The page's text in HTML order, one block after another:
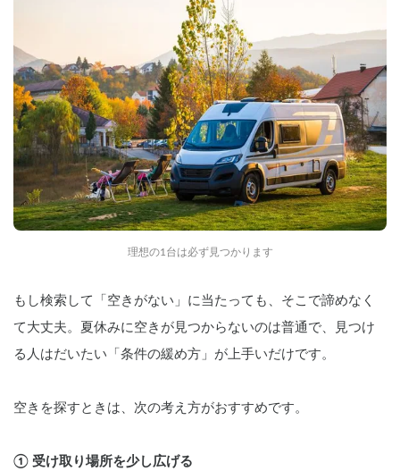
理想の1台は必ず見つかります
もし検索して「空きがない」に当たっても、そこで諦めなく
て大丈夫。夏休みに空きが見つからないのは普通で、見つけ
る人はだいたい「条件の緩め方」が上手いだけです。
空きを探すときは、次の考え方がおすすめです。
① 受け取り場所を少し広げる